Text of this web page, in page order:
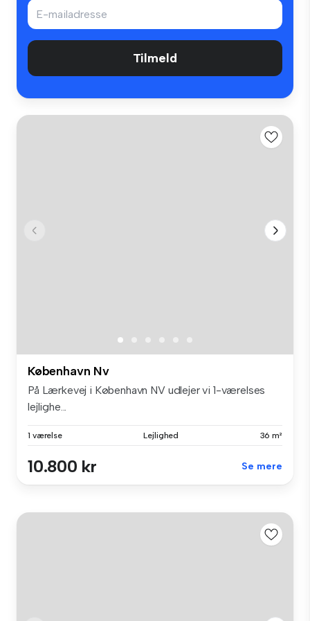
Tilmeld
København Nv
På Lærkevej i København NV udlejer vi 1-værelses
lejlighe...
1 værelse Lejlighed 36 m²
10.800 kr Se mere